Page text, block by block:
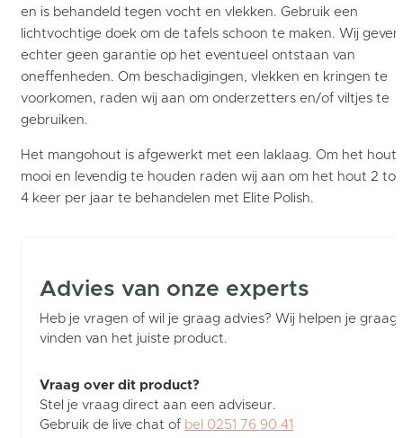
en is behandeld tegen vocht en vlekken. Gebruik een
lichtvochtige doek om de tafels schoon te maken. Wij geven
echter geen garantie op het eventueel ontstaan van
oneffenheden. Om beschadigingen, vlekken en kringen te
voorkomen, raden wij aan om onderzetters en/of viltjes te
gebruiken.
Het mangohout is afgewerkt met een laklaag. Om het hout
mooi en levendig te houden raden wij aan om het hout 2 tot
4 keer per jaar te behandelen met Elite Polish.
Advies van onze experts
Heb je vragen of wil je graag advies? Wij helpen je graag
vinden van het juiste product.
Vraag over dit product?
Stel je vraag direct aan een adviseur.
Gebruik de live chat of bel 0251 76 90 41